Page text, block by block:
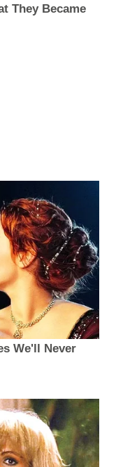
They Became
We'll Never